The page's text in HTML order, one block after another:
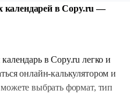
календарей в Copy.ru —
в Copy.ru легко и
онлайн-калькулятором и
выбрать формат, тип